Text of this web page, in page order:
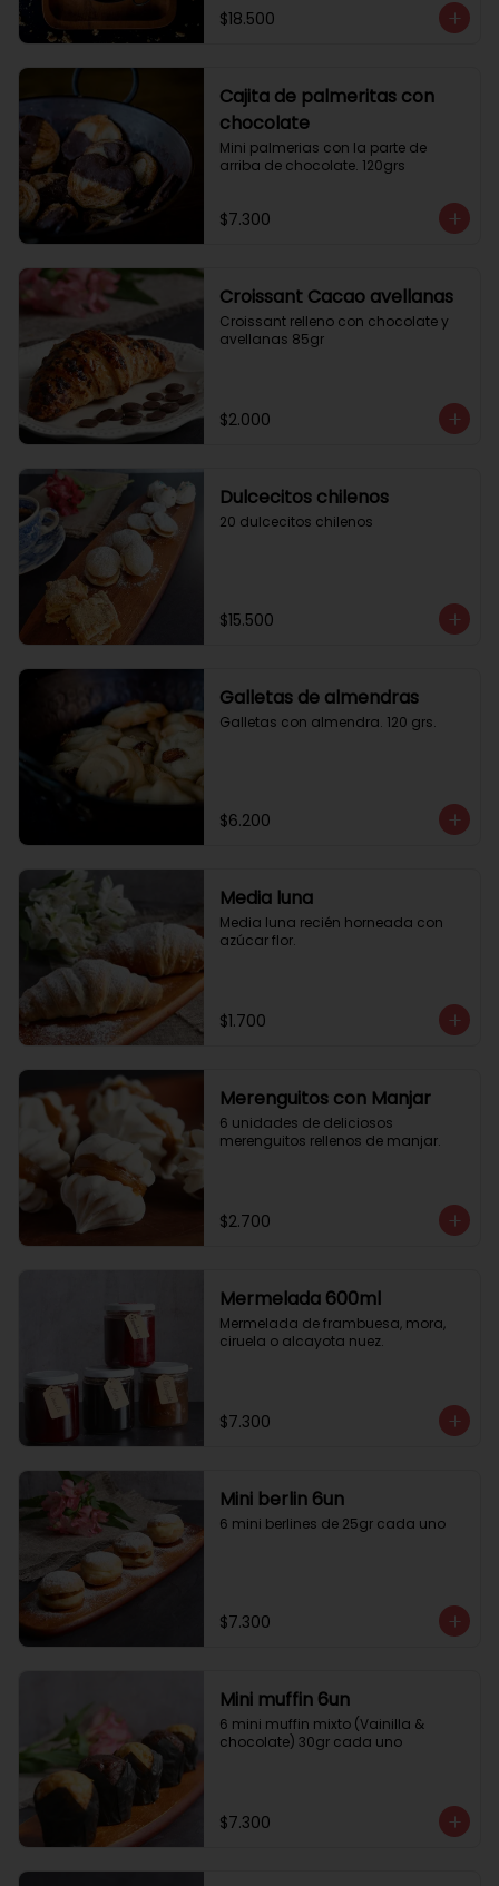
$18.500
Cajita de palmeritas con
chocolate
Mini palmerias con la parte de
arriba de chocolate. 120grs
$7.300
Croissant Cacao avellanas
Croissant relleno con chocolate y
avellanas 85gr
$2.000
Dulcecitos chilenos
20 dulcecitos chilenos
$15.500
Galletas de almendras
Galletas con almendra. 120 grs.
$6.200
Media luna
Media luna recién horneada con
azúcar flor.
$1.700
Merenguitos con Manjar
6 unidades de deliciosos
merenguitos rellenos de manjar.
$2.700
Mermelada 600ml
Mermelada de frambuesa, mora,
ciruela o alcayota nuez.
$7.300
Mini berlin 6un
6 mini berlines de 25gr cada uno
$7.300
Mini muffin 6un
6 mini muffin mixto (Vainilla &
chocolate) 30gr cada uno
$7.300